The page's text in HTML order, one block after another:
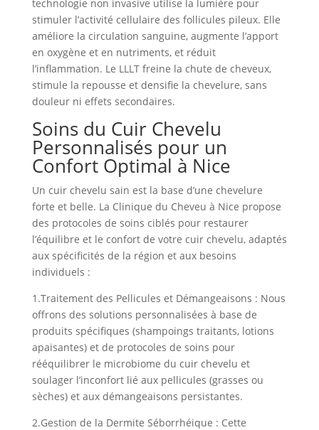
technologie non invasive utilise la lumière pour
stimuler l’activité cellulaire des follicules pileux. Elle
améliore la circulation sanguine, augmente l’apport
en oxygène et en nutriments, et réduit
l’inflammation. Le LLLT freine la chute de cheveux,
stimule la repousse et densifie la chevelure, sans
douleur ni effets secondaires.
Soins du Cuir Chevelu
Personnalisés pour un
Confort Optimal à Nice
Un cuir chevelu sain est la base d’une chevelure
forte et belle. La Clinique du Cheveu à Nice propose
des protocoles de soins ciblés pour restaurer
l’équilibre et le confort de votre cuir chevelu, adaptés
aux spécificités de la région et aux besoins
individuels :
1.Traitement des Pellicules et Démangeaisons : Nous
offrons des solutions personnalisées à base de
produits spécifiques (shampoings traitants, lotions
apaisantes) et de protocoles de soins pour
rééquilibrer le microbiome du cuir chevelu et
soulager l’inconfort lié aux pellicules (grasses ou
sèches) et aux démangeaisons persistantes.
2.Gestion de la Dermite Séborrhéique : Cette